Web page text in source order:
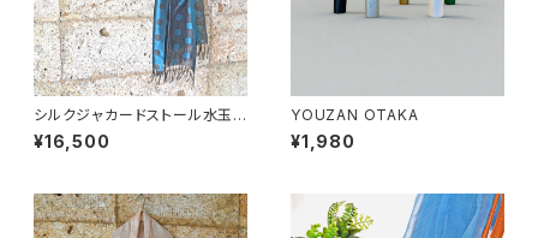
シルクジャカードストール水玉
柄
¥16,500
YOUZAN OTAKA
¥1,980